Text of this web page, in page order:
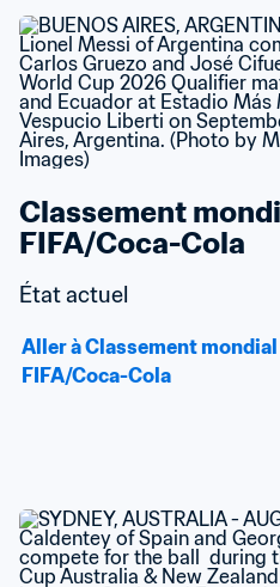
Classement
FIFA/Coca-Cola
État actuel
Aller à Classement
FIFA/Coca-Cola